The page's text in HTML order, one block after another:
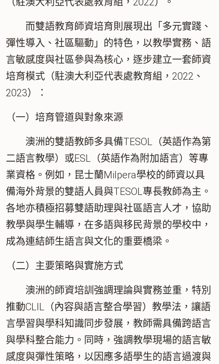
而雙語教育師資培育則展現出「 多元實踐、
彈性導入、社區驅動 」的特色，以教學實務、語
言敏感度與社區參與為核心，逐步建立一套師資
培育模式（駐澳大利亞代表處教育組，2022、
2023）：
（一）培育管道與對象來源
澳洲的雙語教師多具備TESOL（英語作為第
二語言教學）或ESL（英語作為附加語言）等專
業資格。例如，昆士蘭Milpera學校的師資以具
備海外背景的雙語人員與TESOL專長教師為主。
各地亦積極招募雙語助理與社區語言人才，協助
教學與學生輔導，在多語與移民背景的學校中，
成為連結師生語言與文化的重要橋梁。
（二）主要策略與實施方式
澳洲的師資培訓強調理論與實務並重，特別
推動CLIL（內容與語言整合學習）教學法，讓語
言學習與學科知識同步發展，教師需具備跨語言
與學科整合能力。同時，強調教學現場的語言敏
感度與彈性策略，以因應多語學生的語言過渡與